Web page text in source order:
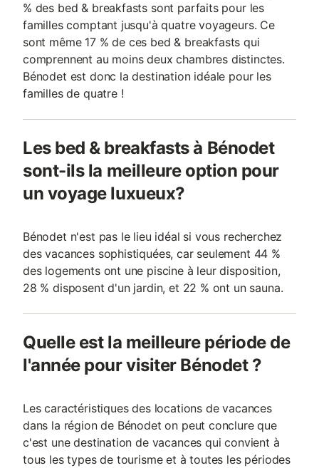
% des bed & breakfasts sont parfaits pour les
familles comptant jusqu'à quatre voyageurs. Ce
sont même 17 % de ces bed & breakfasts qui
comprennent au moins deux chambres distinctes.
Bénodet est donc la destination idéale pour les
familles de quatre !
Les bed & breakfasts à Bénodet
sont-ils la meilleure option pour
un voyage luxueux?
Bénodet n'est pas le lieu idéal si vous recherchez
des vacances sophistiquées, car seulement 44 %
des logements ont une piscine à leur disposition,
28 % disposent d'un jardin, et 22 % ont un sauna.
Quelle est la meilleure période de
l'année pour visiter Bénodet ?
Les caractéristiques des locations de vacances
dans la région de Bénodet on peut conclure que
c'est une destination de vacances qui convient à
tous les types de tourisme et à toutes les périodes